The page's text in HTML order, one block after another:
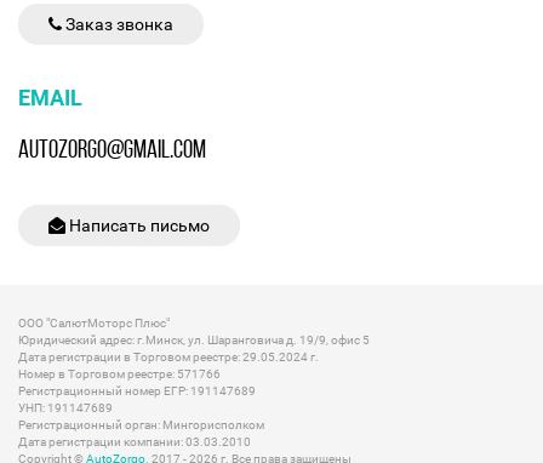
Заказ звонка
EMAIL
AUTOZORGO@GMAIL.COM
Написать письмо
ООО "СалютМоторс Плюс"
Юридический адрес: г.Минск, ул. Шаранговича д. 19/9, офис 5
Дата регистрации в Торговом реестре: 29.05.2024 г.
Номер в Торговом реестре: 571766
Регистрационный номер ЕГР: 191147689
УНП: 191147689
Регистрационный орган: Мингорисполком
Дата регистрации компании: 03.03.2010
Copyright ©AutoZorgo . 2017 - 2026 г. Все права защищены